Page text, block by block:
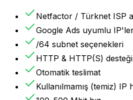
Netfactor / Türknet ISP
Google Ads uyumlu
/64 subnet seçenekleri
HTTP & HTTP(S) desteği
Otomatik teslimat
Kullanılmamış (temiz) IP